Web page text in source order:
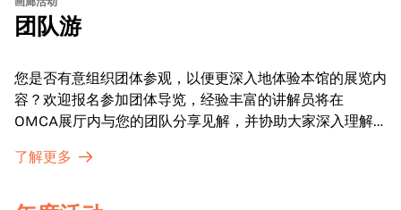
团队游
您是否有意组织团体参观，以便更深入地体验本馆的展览内
容？欢迎报名参加团体导览，经验丰富的讲解员将在
OMCA展厅内与您的团队分享见解，并协助大家深入理解
了解更多